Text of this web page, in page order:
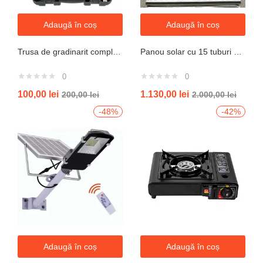
Adaugă în coș
Trusa de gradinarit completa servieta, 14 piese
0
100,00 lei 200,00lei
Adaugă în coș
Panou solar cu 15 tuburi vidate pentru preparare apa calda menajera cu rezervor nepresurizat 150 litri jrh
0
1.130,00 lei 2.000,00lei
-48%
Adaugă în coș
-42%
Adaugă în coș